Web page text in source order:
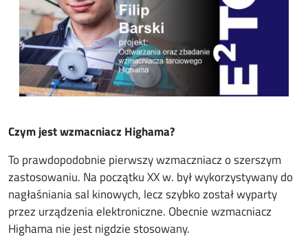
Czym jest wzmacniacz Highama?
To prawdopodobnie pierwszy wzmaczniacz o szerszym
zastosowaniu. Na początku XX w. był wykorzystywany do
nagłaśniania sal kinowych, lecz szybko został wyparty
przez urządzenia elektroniczne. Obecnie wzmacniacz
Highama nie jest nigdzie stosowany.